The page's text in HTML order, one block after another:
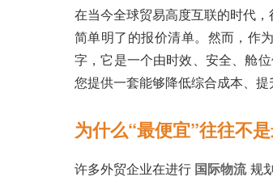
在当今全球贸易高度互联的时代
简单明了的报价清单。然而，作
字，它是一个由时效、安全、舱
您提供一套能够降低综合成本、提
为什么“最便宜”往往不
许多外贸企业在进行 国际物流规